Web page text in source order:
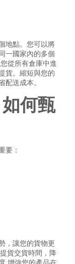
地點。您可以將
一國家內的多個
從所有倉庫中進
貨。縮短與您的
配送成本。
何甄
要：
，讓您的貨物更
貨交貨時間，降